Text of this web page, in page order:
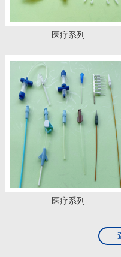
医疗系列
医疗系列